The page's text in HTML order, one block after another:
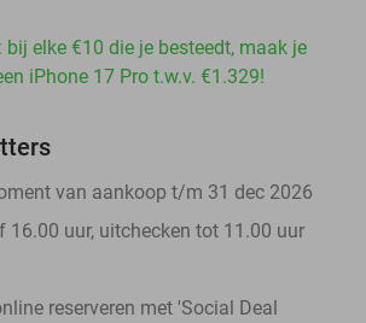
elke €10 die je besteedt, maak je
iPhone 17 Pro t.w.v. €1.329!
van aankoop t/m 31 dec 2026
16.00 uur, uitchecken tot 11.00 uur
reserveren met 'Social Deal